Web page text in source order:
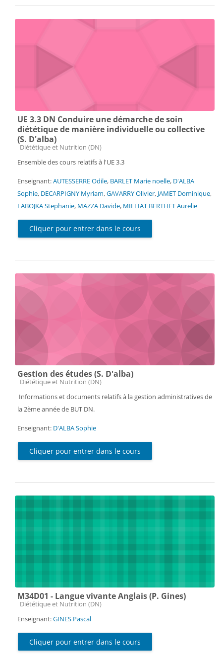
UE 3.3 DN Conduire une démarche de soin
diététique de manière individuelle ou collective
(S. D'alba)
Catégorie de cours
Diététique et Nutrition (DN)
Ensemble des cours relatifs à l'UE 3.3
Enseignant:AUTESSERRE Odile, BARLET Marie noelle, D'ALBA
Sophie, DECARPIGNY Myriam,GAVARRY Olivier, JAMET Dominique,
LABOJKA Stephanie, MAZZA Davide, MILLIAT BERTHET Aurelie
Cliquer pour entrer dans le cours
Gestion des études (S. D'alba)
Catégorie de cours
Diététique et Nutrition (DN)
Informations et documents relatifs à la gestion administratives de
la 2ème année de BUT DN.
Enseignant: D'ALBA Sophie
Cliquer pour entrer dans le cours
M34D01 - Langue vivante Anglais (P. Gines)
Catégorie de cours
Diététique et Nutrition (DN)
Enseignant:GINES Pascal
Cliquer pour entrer dans le cours